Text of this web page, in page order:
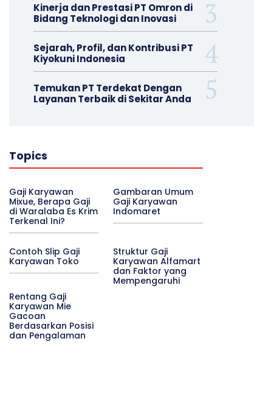
Kinerja dan Prestasi PT Omron di
Bidang Teknologi dan Inovasi
Sejarah, Profil, dan Kontribusi PT
Kiyokuni Indonesia
Temukan PT Terdekat Dengan
Layanan Terbaik di Sekitar Anda
Topics
Gaji Karyawan
Mixue, Berapa Gaji
di Waralaba Es Krim
Terkenal Ini?
Gambaran Umum
Gaji Karyawan
Indomaret
Contoh Slip Gaji
Karyawan Toko
Struktur Gaji
Karyawan Alfamart
dan Faktor yang
Mempengaruhi
Rentang Gaji
Karyawan Mie
Gacoan
Berdasarkan Posisi
dan Pengalaman